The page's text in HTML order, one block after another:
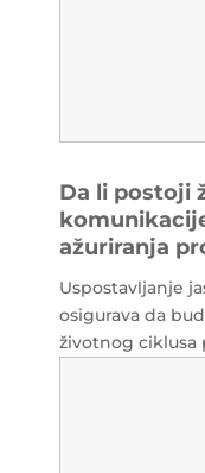
Da li postoji
ažuriranja
Uspostavljanje
osigurava da
životnog ciklusa